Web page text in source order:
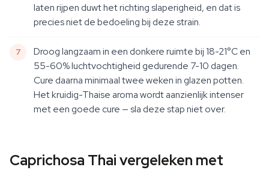
laten rijpen duwt het richting slaperigheid, en dat is
precies niet de bedoeling bij deze strain.
Droog langzaam in een donkere ruimte bij 18-21°C en
55-60% luchtvochtigheid gedurende 7-10 dagen.
Cure daarna minimaal twee weken in glazen potten.
Het kruidig-Thaise aroma wordt aanzienlijk intenser
met een goede cure — sla deze stap niet over.
Caprichosa Thai vergeleken met